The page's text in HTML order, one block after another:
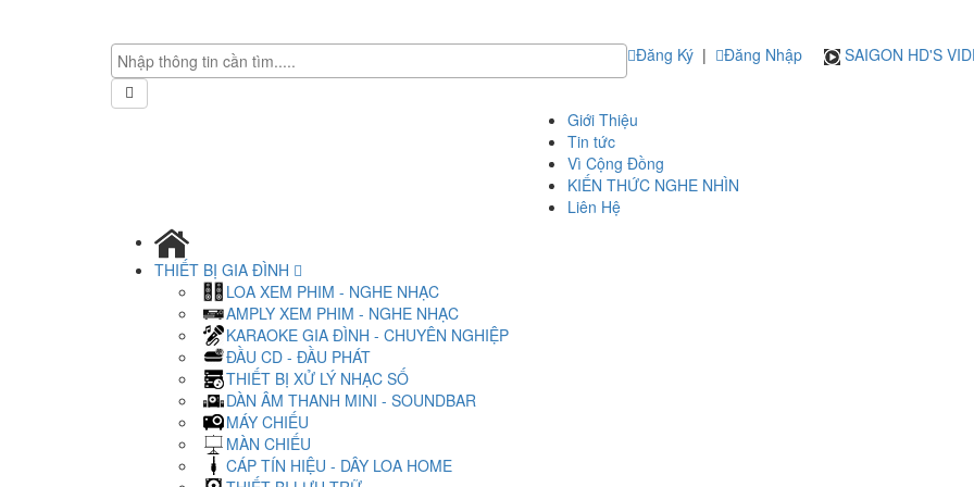
Đăng Ký | Đăng Nhập SAIGON HD'S
Giới Thiệu
Tin tức
Vì Cộng Đồng
KIẾN THỨC NGHE NHÌN
Liên Hệ
THIẾT BỊ GIA ĐÌNH
LOA XEM PHIM - NGHE NHẠC
AMPLY XEM PHIM - NGHE NHẠC
KARAOKE GIA ĐÌNH - CHUYÊN NGHIỆP
ĐẦU CD - ĐẦU PHÁT
THIẾT BỊ XỬ LÝ NHẠC SỐ
DÀN ÂM THANH MINI - SOUNDBAR
MÁY CHIẾU
MÀN CHIẾU
CÁP TÍN HIỆU - DÂY LOA HOME